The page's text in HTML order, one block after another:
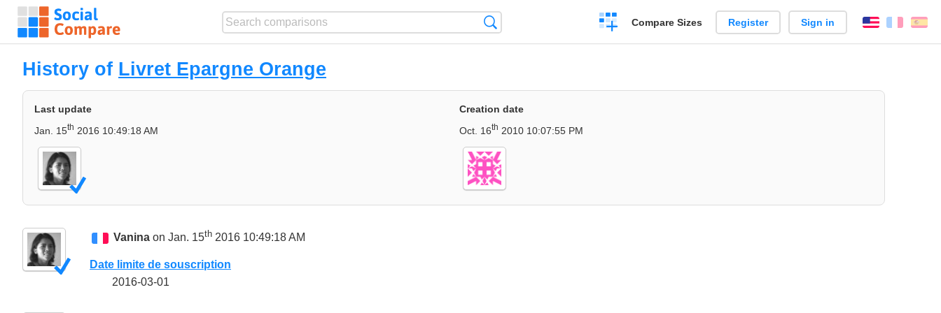
Create
a
Compare Sizes Register Sign in English
History of Livret Epargne Orange
Last update
Jan. 15th 2016 10:49:18 AM
Creation date
Oct. 16th 2010 10:07:55 PM
Vanina on Jan. 15th 2016 10:49:18 AM
Date limite de souscription
2016-03-01